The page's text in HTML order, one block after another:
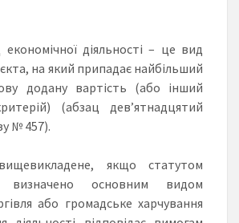
діяльності – це вид
на який припадає найбільший
додану вартість (або інший
(абзац дев’ятнадцятий
№ 457).
якщо статутом
визначено основним видом
або громадське харчування